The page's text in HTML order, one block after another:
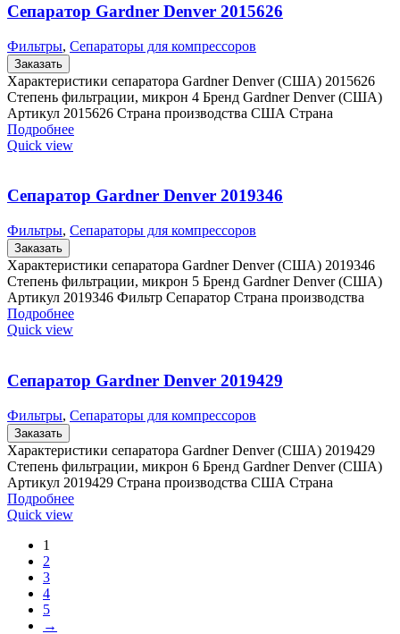
Сепаратор Gardner Denver 2015626
Фильтры, Сепараторы для компрессоров
Заказать
Характеристики сепаратора Gardner Denver (США) 2015626
Степень фильтрации, микрон 4 Бренд Gardner Denver (США)
Артикул 2015626 Страна производства США Страна
Подробнее
Quick view
Сепаратор Gardner Denver 2019346
Фильтры, Сепараторы для компрессоров
Заказать
Характеристики сепаратора Gardner Denver (США) 2019346
Степень фильтрации, микрон 5 Бренд Gardner Denver (США)
Артикул 2019346 Фильтр Сепаратор Страна производства
Подробнее
Quick view
Сепаратор Gardner Denver 2019429
Фильтры, Сепараторы для компрессоров
Заказать
Характеристики сепаратора Gardner Denver (США) 2019429
Степень фильтрации, микрон 6 Бренд Gardner Denver (США)
Артикул 2019429 Страна производства США Страна
Подробнее
Quick view
1
2
3
4
5
→